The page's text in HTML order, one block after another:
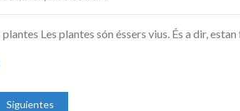
Les plantes són éssers vius. És a dir,
Siguientes